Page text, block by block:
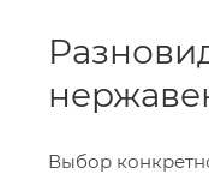
Выбор